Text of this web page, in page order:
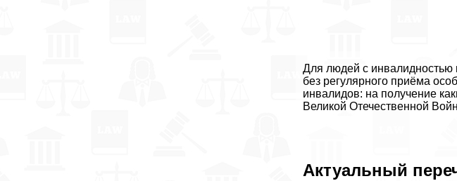
Для людей с инвалидностью
без регулярного приёма
инвалидов: на получение
Великой Отечественной
Актуальный